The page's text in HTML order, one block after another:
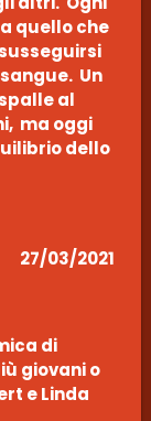
quello che
Un
al
ma oggi
dello
27/03/2021
di
giovani o
e Linda